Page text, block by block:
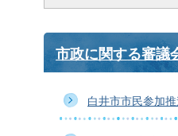
市政に関する審議
白井市市民参加